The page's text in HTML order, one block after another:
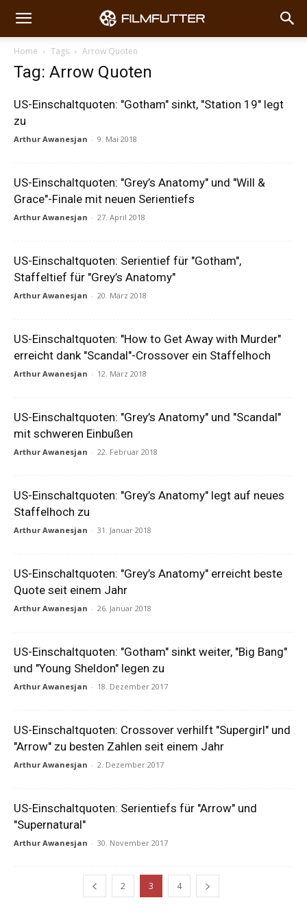
Home Tags Arrow Quoten
Tag: Arrow Quoten
US-Einschaltquoten: "Gotham" sinkt, "Station 19" legt
zu
Arthur Awanesjan - 9. Mai 2018
US-Einschaltquoten: "Grey’s Anatomy" und "Will &
Grace"-Finale mit neuen Serientiefs
Arthur Awanesjan - 27. April 2018
US-Einschaltquoten: Serientief für "Gotham",
Staffeltief für "Grey’s Anatomy"
Arthur Awanesjan - 20. März 2018
US-Einschaltquoten: "How to Get Away with Murder"
erreicht dank "Scandal"-Crossover ein Staffelhoch
Arthur Awanesjan - 12. März 2018
US-Einschaltquoten: "Grey’s Anatomy" und "Scandal"
mit schweren Einbußen
Arthur Awanesjan - 22. Februar 2018
US-Einschaltquoten: "Grey’s Anatomy" legt auf neues
Staffelhoch zu
Arthur Awanesjan - 31. Januar 2018
US-Einschaltquoten: "Grey’s Anatomy" erreicht beste
Quote seit einem Jahr
Arthur Awanesjan - 26. Januar 2018
US-Einschaltquoten: "Gotham" sinkt weiter, "Big Bang"
und "Young Sheldon" legen zu
Arthur Awanesjan - 18. Dezember 2017
US-Einschaltquoten: Crossover verhilft "Supergirl" und
"Arrow" zu besten Zahlen seit einem Jahr
Arthur Awanesjan - 2. Dezember 2017
US-Einschaltquoten: Serientiefs für "Arrow" und
"Supernatural"
Arthur Awanesjan - 30. November 2017
2 3 4